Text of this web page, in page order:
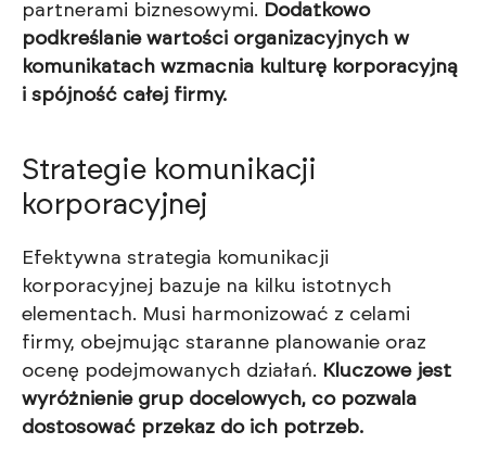
partnerami biznesowymi. Dodatkowo
podkreślanie wartości organizacyjnych w
komunikatach wzmacnia kulturę korporacyjną
i spójność całej firmy.
Strategie komunikacji
korporacyjnej
Efektywna strategia komunikacji
korporacyjnej bazuje na kilku istotnych
elementach. Musi harmonizować z celami
firmy, obejmując staranne planowanie oraz
ocenę podejmowanych działań. Kluczowe jest
wyróżnienie grup docelowych, co pozwala
dostosować przekaz do ich potrzeb.